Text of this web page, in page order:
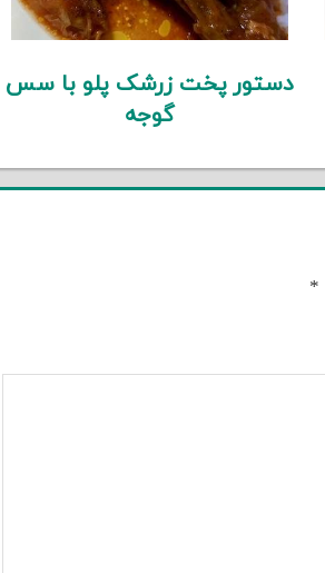
دستور پخت زرشک پلو با سس
گوجه
*